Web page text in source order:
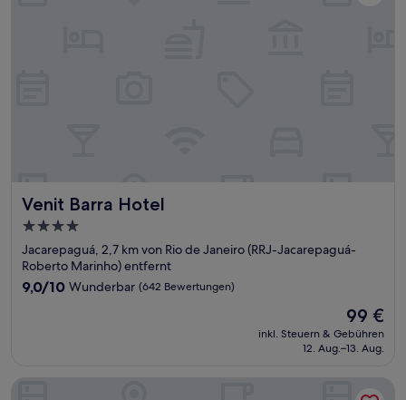
Venit Barra Hotel
Venit Barra Hotel
4.0-
Sterne-
Unterkunft
Jacarepaguá, 2,7 km von Rio de Janeiro (RRJ-Jacarepaguá-
Roberto Marinho) entfernt
9.0
9,0/10 Wunderbar (642 Bewertungen)
Der
Preis
beträgt
99 €
inkl. Steuern & Gebühren
12. Aug.–13. Aug.